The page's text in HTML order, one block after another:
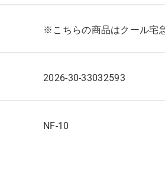
※こちらの商品はクール宅
2026-30-33032593
NF-10